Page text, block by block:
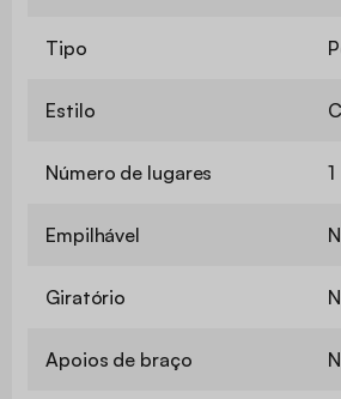
Tipo
Estilo
Número de lugares 1
Empilhável
Giratório
Apoios de braço